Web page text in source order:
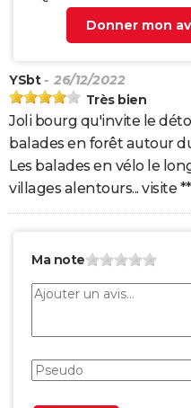
Donner mon
YSbt- 26/12/2022
Très bien
Joli bourg qu'invite le
balades en forêt autour
Les balades en vélo le
villages alentours... visite
Ma note